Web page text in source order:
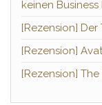
keinen Business
[Rezension]
[Rezension]
[Rezension]